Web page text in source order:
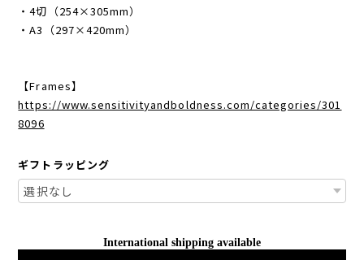
・4切（254×305mm）
・A3（297×420mm）
【Frames】
https://www.sensitivityandboldness.com/categories/301
8096
ギフトラッピング
International shipping available